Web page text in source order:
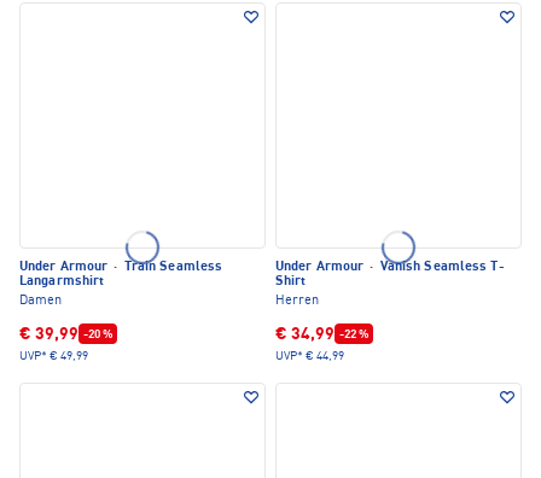
Under Armour ·
Train Seamless
Langarmshirt
Damen
€ 39,99 -20 %
UVP* € 49,99
Under Armour · Vanish Seamless T-
Shirt
Herren
€ 34,99 -22 %
UVP* € 44,99